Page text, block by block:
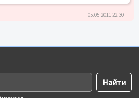
05.05.2011 22:30